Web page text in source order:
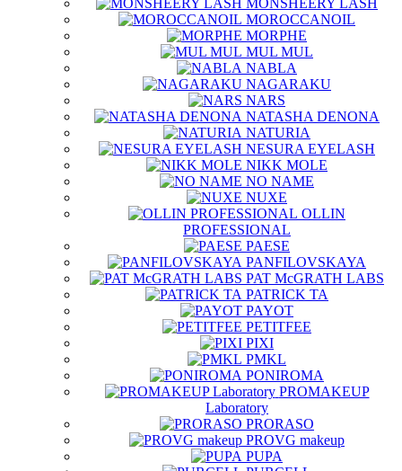
MONSHEERY LASH
MOROCCANOIL
MORPHE
MUL MUL
NABLA
NAGARAKU
NARS
NATASHA DENONA
NATURIA
NESURA EYELASH
NIKK MOLE
NO NAME
NUXE
OLLIN
PROFESSIONAL
PAESE
PANFILOVSKAYA
PAT McGRATH LABS
PATRICK TA
PAYOT
PETITFEE
PIXI
PMKL
PONIROMA
PROMAKEUP
Laboratory
PRORASO
PROVG makeup
PUPA